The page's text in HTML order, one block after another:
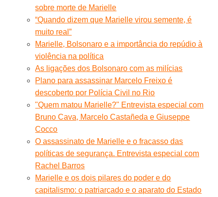
sobre morte de Marielle
“Quando dizem que Marielle virou semente, é
muito real”
Marielle, Bolsonaro e a importância do repúdio à
violência na política
As ligações dos Bolsonaro com as milícias
Plano para assassinar Marcelo Freixo é
descoberto por Polícia Civil no Rio
"Quem matou Marielle?" Entrevista especial com
Bruno Cava, Marcelo Castañeda e Giuseppe
Cocco
O assassinato de Marielle e o fracasso das
políticas de segurança. Entrevista especial com
Rachel Barros
Marielle e os dois pilares do poder e do
capitalismo: o patriarcado e o aparato do Estado